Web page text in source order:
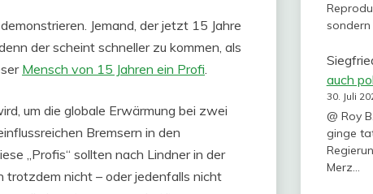
Jemand, der jetzt 15 Jahre
der scheint schneller zu kommen, als
Mensch von 15 Jahren ein Profi.
um die globale Erwärmung bei zwei
Bremsern in den
„Profis“ sollten nach Lindner in der
trotzdem nicht – oder jedenfalls nicht
auch
30. Juli
@ Roy
ginge
Merz…